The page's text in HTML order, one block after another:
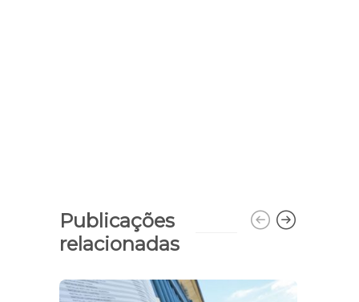
Publicações
relacionadas